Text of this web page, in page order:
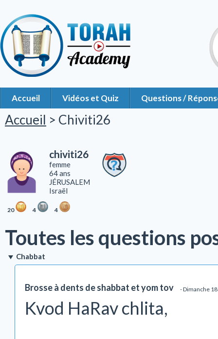
Accueil Vidéos et Quiz Questions /
Accueil > Chiviti26
chiviti26
femme
64 ans
JÉRUSALEM
Israël
20 4 4
Toutes les questions
Chabbat
Brosse à dents de shabbat et yom tov - Dimanche
Kvod HaRav chlita,